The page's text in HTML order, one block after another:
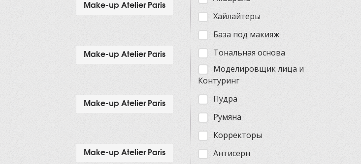
Make-up Atelier Paris
Make-up Atelier Paris
Make-up Atelier Paris
Make-up Atelier Paris
Хайлайтеры
База под макияж
Тональная основа
Моделировщик лица и
Контуринг
Пудра
Румяна
Корректоры
Антисерн